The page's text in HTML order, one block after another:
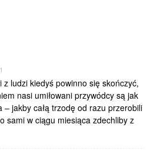
z ludzi kiedyś powinno się skończyć,
nasi umiłowani przywódcy są jak
– jakby całą trzodę od razu przerobili
sami w ciągu miesiąca zdechliby z